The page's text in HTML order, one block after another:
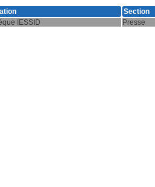
Section
IESSID Presse